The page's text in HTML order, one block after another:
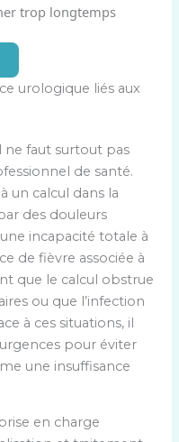
trop longtemps
urologique liés aux
ne faut surtout pas
de santé.
un calcul dans la
des douleurs
incapacité totale à
de fièvre associée à
que le calcul obstrue
ou que l’infection
à ces situations, il
pour éviter
une insuffisance
en charge